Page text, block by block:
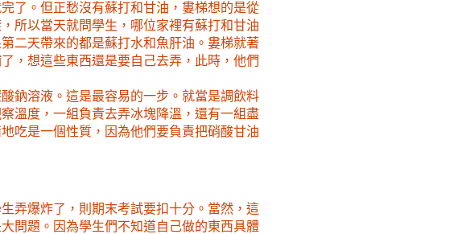
了。但正愁沒有蘇打和甘油，婁梯想的是從
所以當天就問學生，哪位家裡有蘇打和甘油
二天帶來的都是蘇打水和魚肝油。婁梯就著
，想這些東西還是要自己去弄，此時，他們
鈉溶液。這是最容易的一步。就當是調飲料
溫度，一組負責去弄冰塊降溫，還有一組盡
吃是一個性質，因為他們要負責把硝酸甘油
弄爆炸了，則期末考試要扣十分。當然，這
問題。因為學生們不知道自己做的東西具體